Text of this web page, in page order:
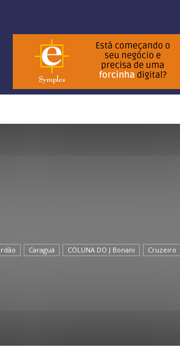
Caraguá COLUNA DO J Bonani Cruzeiro